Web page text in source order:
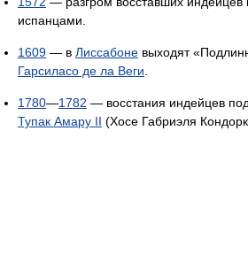
испанцами.
1609 — в Лиссабоне выходят
Гарсиласо де ла Веги
1780—1782 — восстания индейцев
Тупак Амару II (Хосе Габриэля